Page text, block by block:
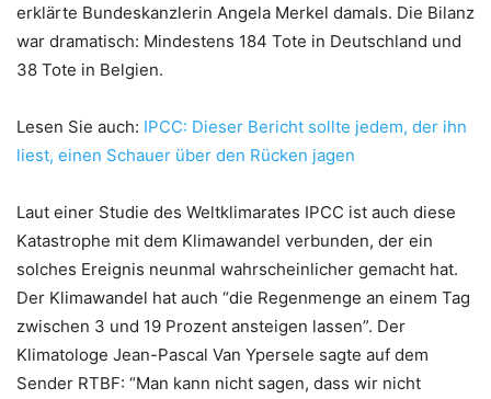
erklärte Bundeskanzlerin Angela Merkel damals. Die Bilanz
war dramatisch: Mindestens 184 Tote in Deutschland und
38 Tote in Belgien.
Lesen Sie auch: IPCC: Dieser Bericht sollte jedem, der ihn
liest, einen Schauer über den Rücken jagen
Laut einer Studie des Weltklimarates IPCC ist auch diese
Katastrophe mit dem Klimawandel verbunden, der ein
solches Ereignis neunmal wahrscheinlicher gemacht hat.
Der Klimawandel hat auch “die Regenmenge an einem Tag
zwischen 3 und 19 Prozent ansteigen lassen”. Der
Klimatologe Jean-Pascal Van Ypersele sagte auf dem
Sender RTBF: “Man kann nicht sagen, dass wir nicht